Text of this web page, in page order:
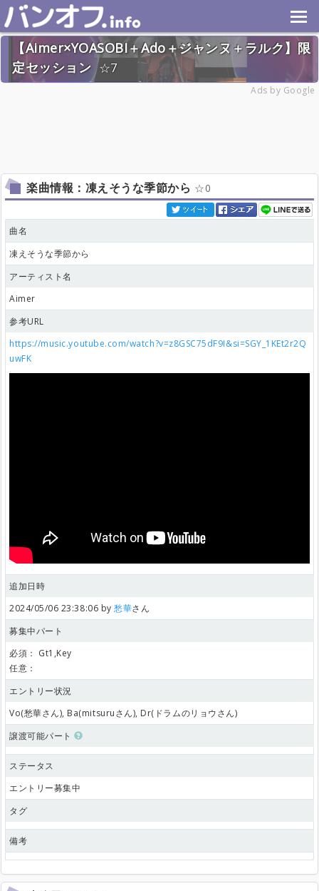
【Aimer×YOASOBI＋Ado＋ジャンヌ＋ラルク】限
定セッション
7
Ads by Google
楽曲情報：凍えそうな季節から 0
曲名
凍えそうな季節から
アーティスト名
Aimer
参考URL
https://music.youtube.com/watch?v=z8GSC75dF9I&si=SGY_1KEt2r2Q
uwFK
追加日時
2024/05/06 23:38:06 by愁華さん
募集中パート
必須： Gt1,Key
任意：
エントリー状況
Vo(愁華さん), Ba(mitsuruさん), Dr(ドラムのリョウさん)
譲渡可能パート
ステータス
エントリー募集中
タグ
備考